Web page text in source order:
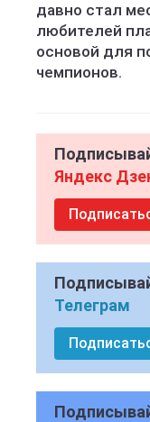
давно стал
любителей
основой для
чемпионов.
Яндекс
Телеграм